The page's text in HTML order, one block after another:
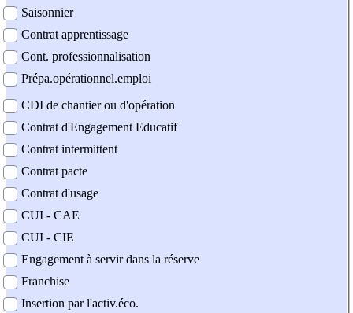
Saisonnier
Contrat apprentissage
Cont. professionnalisation
Prépa.opérationnel.emploi
CDI de chantier ou d'opération
Contrat d'Engagement Educatif
Contrat intermittent
Contrat pacte
Contrat d'usage
CUI - CAE
CUI - CIE
Engagement à servir dans la réserve
Franchise
Insertion par l'activ.éco.